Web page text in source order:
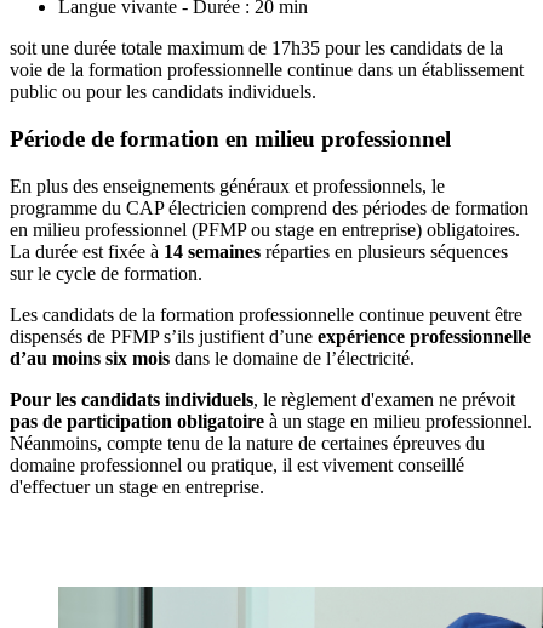
Langue vivante - Durée : 20 min
soit une durée totale maximum de 17h35 pour les candidats de la
voie de la formation professionnelle continue dans un établissement
public ou pour les candidats individuels.
Période de formation en milieu professionnel
En plus des enseignements généraux et professionnels, le
programme du CAP électricien comprend des périodes de formation
en milieu professionnel (PFMP ou stage en entreprise) obligatoires.
La durée est fixée à 14 semaines réparties en plusieurs séquences
sur le cycle de formation.
Les candidats de la formation professionnelle continue peuvent être
dispensés de PFMP s’ils justifient d’une expérience professionnelle
d’au moins six mois dans le domaine de l’électricité.
Pour les candidats individuels, le règlement d'examen ne prévoit
pas de participation obligatoire à un stage en milieu professionnel.
Néanmoins, compte tenu de la nature de certaines épreuves du
domaine professionnel ou pratique, il est vivement conseillé
d'effectuer un stage en entreprise.